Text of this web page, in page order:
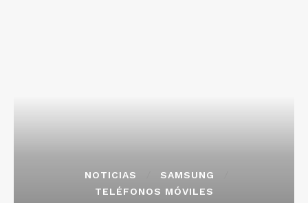
NOTICIAS
SAMSUNG
TELÉFONOS MÓVILES